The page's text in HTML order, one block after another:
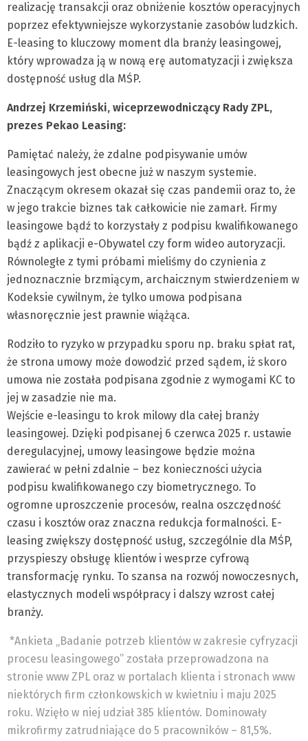
realizację transakcji oraz obniżenie kosztów operacyjnych
poprzez efektywniejsze wykorzystanie zasobów ludzkich.
E-leasing to kluczowy moment dla branży leasingowej,
który wprowadza ją w nową erę automatyzacji i zwiększa
dostępność usług dla MŚP.
Andrzej Krzemiński, wiceprzewodniczący Rady ZPL,
prezes Pekao Leasing:
Pamiętać należy, że zdalne podpisywanie umów
leasingowych jest obecne już w naszym systemie.
Znaczącym okresem okazał się czas pandemii oraz to, że
w jego trakcie biznes tak całkowicie nie zamarł. Firmy
leasingowe bądź to korzystały z podpisu kwalifikowanego
bądź z aplikacji e-Obywatel czy form wideo autoryzacji.
Równoległe z tymi próbami mieliśmy do czynienia z
jednoznacznie brzmiącym, archaicznym stwierdzeniem w
Kodeksie cywilnym, że tylko umowa podpisana
własnoręcznie jest prawnie wiążąca.
Rodziło to ryzyko w przypadku sporu np. braku spłat rat,
że strona umowy może dowodzić przed sądem, iż skoro
umowa nie została podpisana zgodnie z wymogami KC to
jej w zasadzie nie ma.
Wejście e-leasingu to krok milowy dla całej branży
leasingowej. Dzięki podpisanej 6 czerwca 2025 r. ustawie
deregulacyjnej, umowy leasingowe będzie można
zawierać w pełni zdalnie – bez konieczności użycia
podpisu kwalifikowanego czy biometrycznego. To
ogromne uproszczenie procesów, realna oszczędność
czasu i kosztów oraz znaczna redukcja formalności. E-
leasing zwiększy dostępność usług, szczególnie dla MŚP,
przyspieszy obsługę klientów i wesprze cyfrową
transformację rynku. To szansa na rozwój nowoczesnych,
elastycznych modeli współpracy i dalszy wzrost całej
branży.
*Ankieta „Badanie potrzeb klientów w zakresie cyfryzacji
procesu leasingowego” została przeprowadzona na
stronie www ZPL oraz w portalach klienta i stronach www
niektórych firm członkowskich w kwietniu i maju 2025
roku. Wzięło w niej udział 385 klientów. Dominowały
mikrofirmy zatrudniające do 5 pracowników – 81,5%.